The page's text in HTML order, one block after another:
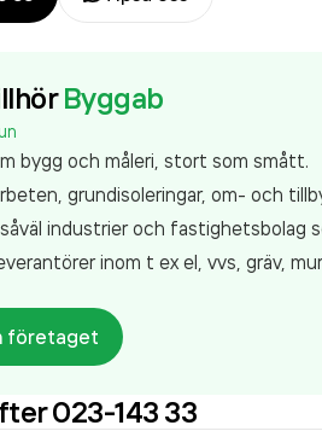
Byggab
bygg och måleri, stort som smått.
grundisoleringar, om- och
industrier och fastighetsbolag
inom t ex el, vvs, gräv,
företaget
023-143 33